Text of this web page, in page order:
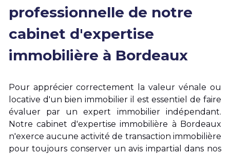
professionnelle de notre
cabinet d'expertise
immobilière à Bordeaux
Pour apprécier correctement la valeur vénale ou
locative d'un bien immobilier il est essentiel de faire
évaluer par un expert immobilier indépendant.
Notre cabinet d'expertise immobilière à Bordeaux
n'exerce aucune activité de transaction immobilière
pour toujours conserver un avis impartial dans nos